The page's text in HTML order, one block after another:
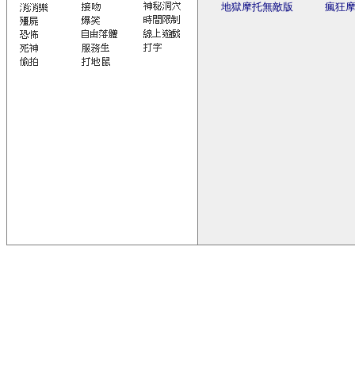
地獄摩托無敵版 瘋狂